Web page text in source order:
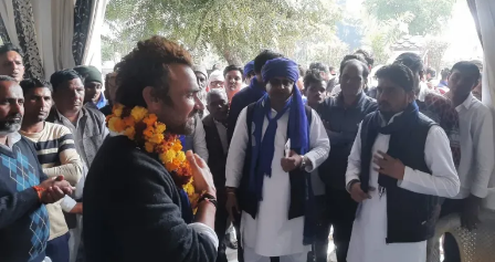
h
o
r
e
प्र
त्या
शी
म
न
वी
र
टी
के
स